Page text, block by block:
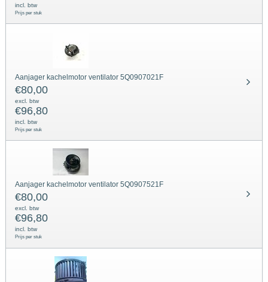
incl. btw
Prijs per stuk
Aanjager kachelmotor ventilator 5Q0907021F
€80,00
excl. btw
€96,80
incl. btw
Prijs per stuk
Aanjager kachelmotor ventilator 5Q0907521F
€80,00
excl. btw
€96,80
incl. btw
Prijs per stuk